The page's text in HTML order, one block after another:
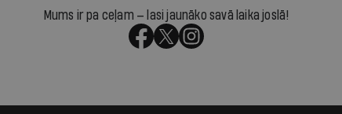
Mums ir pa ceļam — lasi jaunāko savā laika joslā!